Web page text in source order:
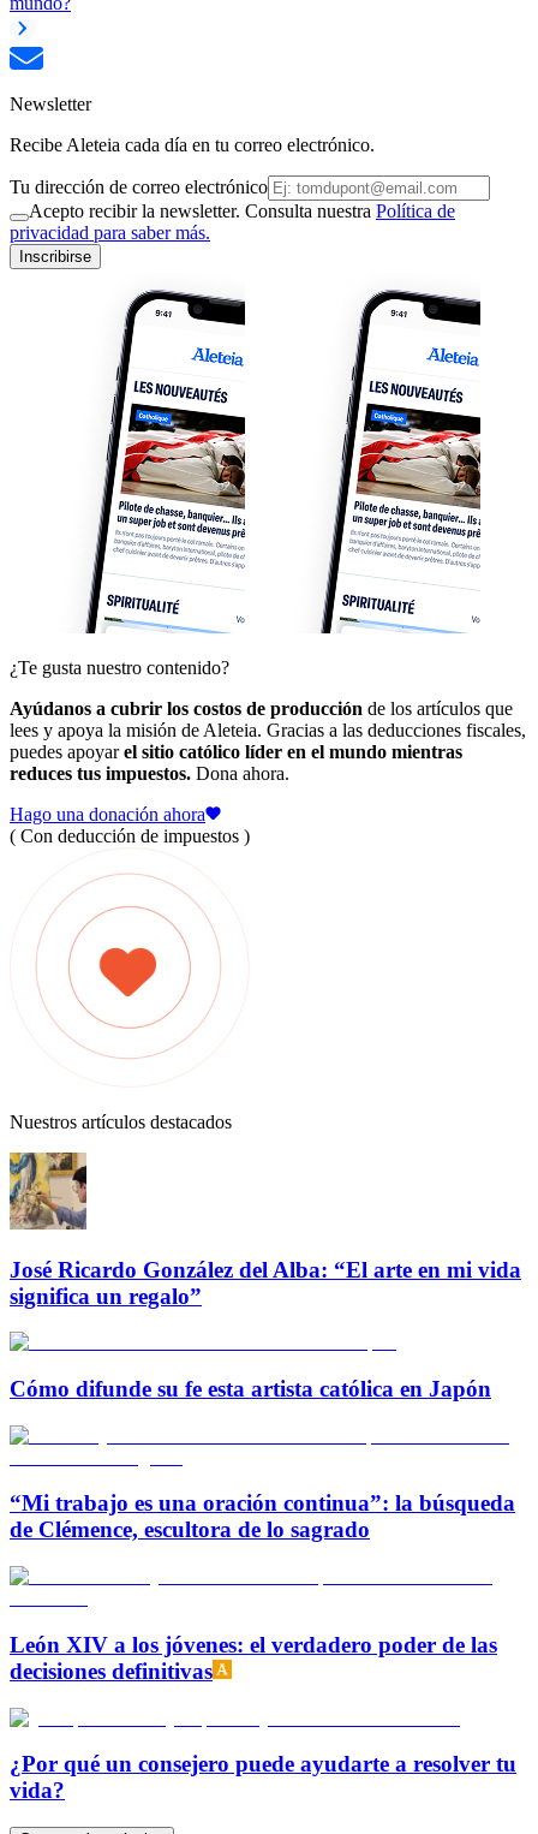
Newsletter
Recibe Aleteia cada día en tu correo electrónico.
Tu dirección de correo electrónico
Acepto recibir la newsletter. Consulta nuestra Política de
privacidad para saber más.
Inscribirse
¿Te gusta nuestro contenido?
Ayúdanos a cubrir los costos de producción de los artículos que
lees y apoya la misión de Aleteia. Gracias a las deducciones fiscales,
puedes apoyarel sitio católico líder en el mundo mientras
reduces tus impuestos. Dona ahora.
Hago una donación ahora
( Con deducción de impuestos )
Nuestros artículos destacados
José Ricardo González del Alba: “El arte en mi vida
significa un regalo”
Cómo difunde su fe esta artista católica en Japón
“Mi trabajo es una oración continua”: la búsqueda
de Clémence, escultora de lo sagrado
León XIV a los jóvenes: el verdadero poder de las
decisiones definitivas
¿Por qué un consejero puede ayudarte a resolver tu
vida?